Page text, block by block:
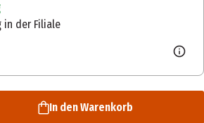
in der Filiale
In den Warenkorb